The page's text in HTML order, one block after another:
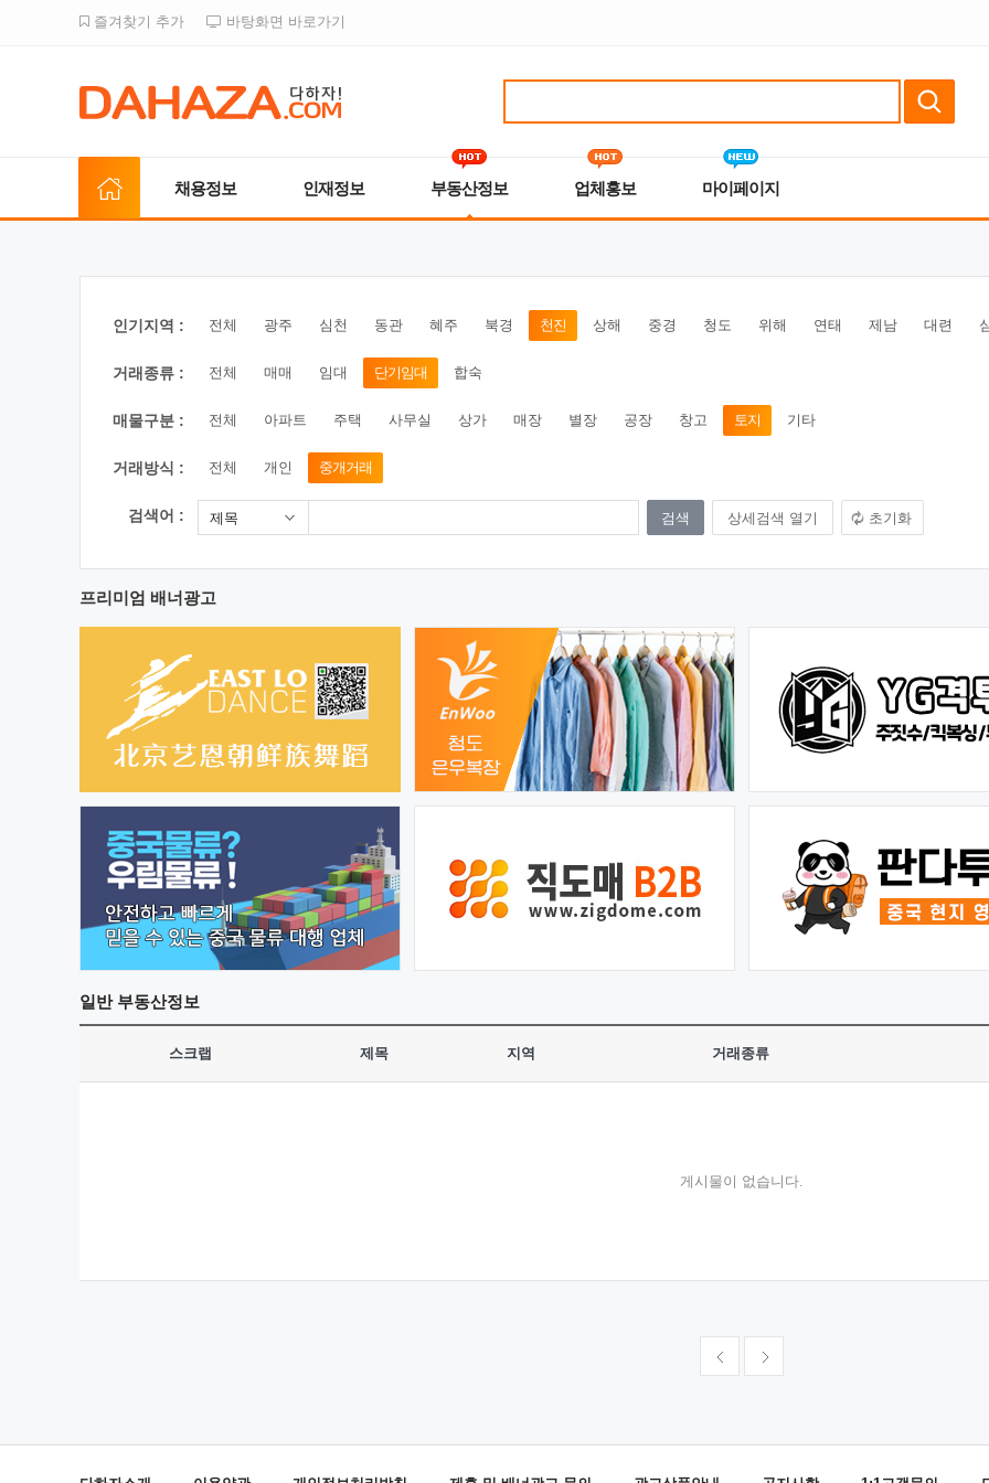
즐겨찾기 추가 바탕화면 바로가기
채용정보 인재정보 부동산정보 업체홍보 마이페이지
인기지역 : 전체 광주 심천 동관 혜주 북경 천진 상해 중경 청도 위해 연태 제남 대련
거래종류 : 전체 매매 임대 단기임대 합숙
매물구분 : 전체 아파트 주택 사무실 상가 매장 별장 공장 창고 토지 기타
거래방식 : 전체 개인 중개거래
검색어 : 제목 상세검색 열기 초기화
프리미엄 배너광고
일반부동산정보
스크랩 제목 지역 거래종류
게시물이 없습니다.